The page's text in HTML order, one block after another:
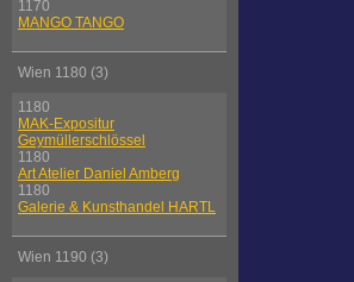
1170
MANGO TANGO
Wien 1180 (3)
1180
MAK-Expositur
Geymüllerschlössel
1180
Art Atelier Daniel Amberg
1180
Galerie & Kunsthandel HARTL
Wien 1190 (3)